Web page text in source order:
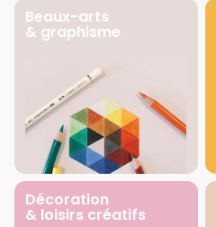
Beaux-arts
& graphisme
Décoration
& loisirs créatifs